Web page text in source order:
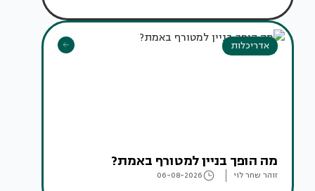
אדריכלות
מה הופך בניין למטורף באמת?
זוהר שחר לוי 06-08-2026